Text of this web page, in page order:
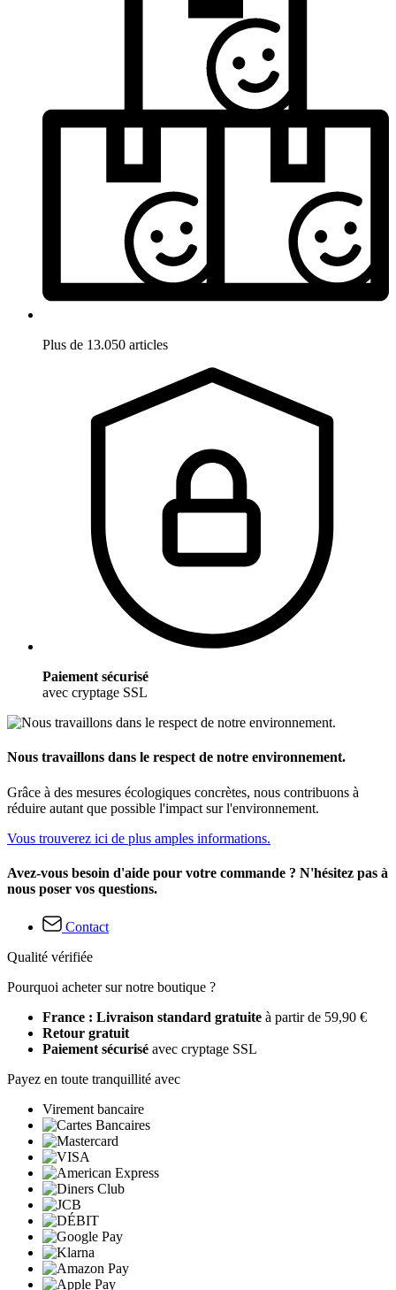
Plus de 13.050 articles
Paiement sécurisé
avec cryptage SSL
Nous travaillons dans le respect de notre environnement.
Grâce à des mesures écologiques concrètes, nous contribuons à
réduire autant que possible l'impact sur l'environnement.
Vous trouverez ici de plus amples informations.
Avez-vous besoin d'aide pour votre commande ? N'hésitez pas à
nous poser vos questions.
Contact
Qualité vérifiée
Pourquoi acheter sur notre boutique ?
France : Livraison standard gratuite à partir de 59,90 €
Retour gratuit
Paiement sécurisé avec cryptage SSL
Payez en toute tranquillité avec
Virement bancaire